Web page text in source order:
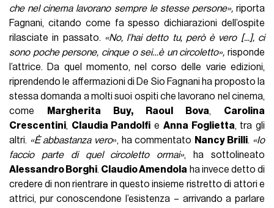
che nel cinema lavorano sempre le stesse persone»,riporta
Fagnani, citando come fa spesso dichiarazioni dell’ospite
rilasciate in passato. «No, l’hai detto tu, però è vero [...], ci
sono poche persone, cinque o sei…è un circoletto», risponde
l’attrice. Da quel momento, nel corso delle varie edizioni,
riprendendo le affermazioni di De Sio Fagnani ha proposto la
stessa domanda a molti suoi ospiti che lavorano nel cinema,
come
Margherita Buy, Raoul Bova, Carolina
Crescentini, Claudia Pandolfi e Anna Foglietta, tra gli
altri. «È abbastanza vero», ha commentato Nancy Brilli. «Io
faccio parte di quel circoletto ormai», ha sottolineato
Alessandro Borghi. Claudio Amendola ha invece detto di
credere di non rientrare in questo insieme ristretto di attori e
attrici, pur conoscendone l’esistenza – arrivando a parlare